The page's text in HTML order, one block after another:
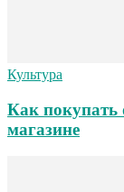
Культура
Как покупать
магазине